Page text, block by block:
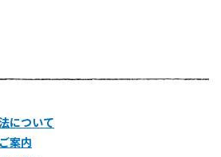
について
案内